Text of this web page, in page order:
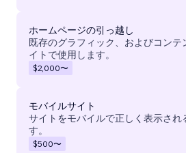
ホームページの引っ越し
既存のグラフィック、およびコンテ
イトで使用します。
$2,000〜
モバイルサイト
サイトをモバイルで正しく表示され
す。
$500〜